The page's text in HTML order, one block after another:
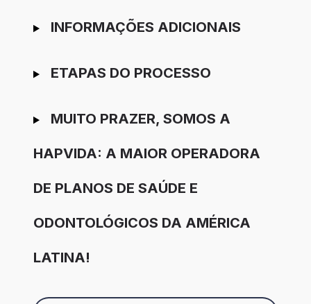
INFORMAÇÕES ADICIONAIS
ETAPAS DO PROCESSO
MUITO PRAZER, SOMOS A
HAPVIDA: A MAIOR OPERADORA
DE PLANOS DE SAÚDE E
ODONTOLÓGICOS DA AMÉRICA
LATINA!